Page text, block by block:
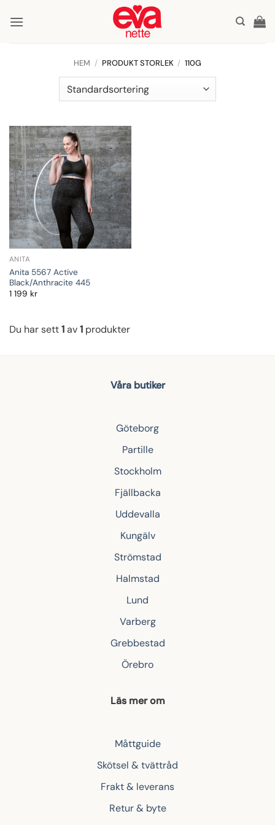
HEM / PRODUKT STORLEK / 110G
ANITA
Anita 5567 Active
Black/Anthracite 445
1 199 kr
Du har sett1av1 produkter
Våra butiker
Göteborg
Partille
Stockholm
Fjällbacka
Uddevalla
Kungälv
Strömstad
Halmstad
Lund
Varberg
Grebbestad
Örebro
Läs mer om
Måttguide
Skötsel & tvättråd
Frakt & leverans
Retur & byte